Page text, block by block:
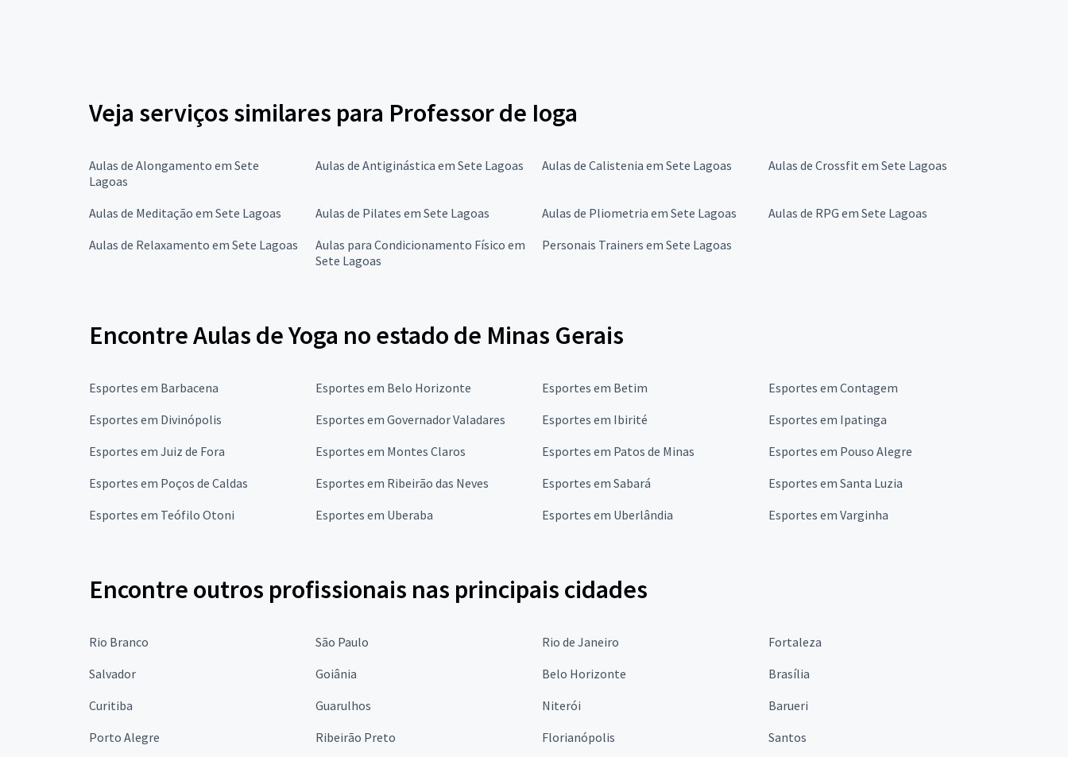
Veja serviços similares para Professor de Ioga
Aulas de Alongamento em Sete
Lagoas
Aulas de Antiginástica em Sete Lagoas Aulas de Calistenia em Sete Lagoas Aulas de Crossfit em Sete Lagoas
Aulas de Meditação em Sete Lagoas Aulas de Pilates em Sete Lagoas Aulas de Pliometria em Sete Lagoas
Aulas de RPG em Sete Lagoas
Aulas de Relaxamento em Sete Lagoas
Aulas para Condicionamento Físico em
Sete Lagoas
Personais Trainers em Sete Lagoas
Encontre Aulas de Yoga no estado de Minas Gerais
Esportes em Barbacena Esportes em Belo Horizonte Esportes em Betim
Esportes em Contagem
Esportes em Divinópolis
Esportes em Governador Valadares Esportes em Ibirité
Esportes em Ipatinga
Esportes em Juiz de Fora
Esportes em Montes Claros Esportes em Patos de Minas
Esportes em Pouso Alegre
Esportes em Poços de Caldas
Esportes em Ribeirão das Neves Esportes em Sabará
Esportes em Santa Luzia
Esportes em Teófilo Otoni
Esportes em Uberaba Esportes em Uberlândia Esportes em Varginha
Encontre outros profissionais nas principais cidades
Rio Branco São Paulo Rio de Janeiro
Fortaleza
Salvador
Goiânia Belo Horizonte
Brasília
Curitiba
Guarulhos Niterói
Barueri
Porto Alegre
Ribeirão Preto Florianópolis Santos